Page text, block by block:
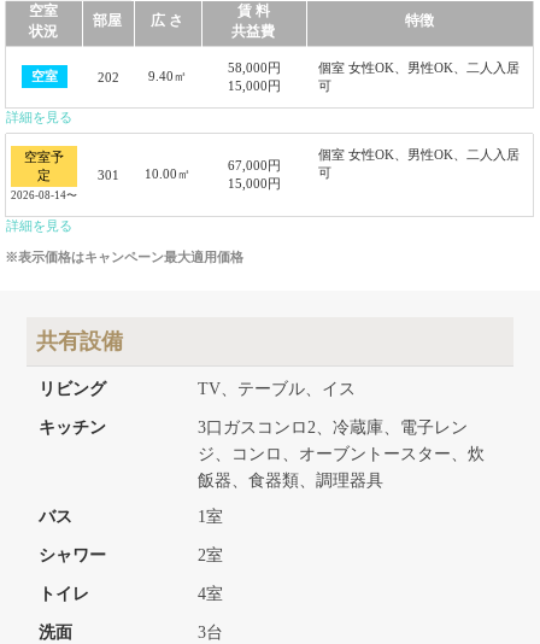
空室
状況
部屋 広 さ
賃 料
共益費
特徴
空室 202 9.40㎡
58,000円
15,000円
個室 女性OK、男性OK、二人入居
可
詳細を見る
空室予
定
2026-08-14〜
301 10.00㎡
67,000円
15,000円
個室 女性OK、男性OK、二人入居
可
詳細を見る
※表示価格はキャンペーン最大適用価格
共有設備
リビング TV、テーブル、イス
キッチン
3口ガスコンロ2、冷蔵庫、電子レン
ジ、コンロ、オーブントースター、炊
飯器、食器類、調理器具
バス
1室
シャワー 2室
トイレ 4室
洗面 3台